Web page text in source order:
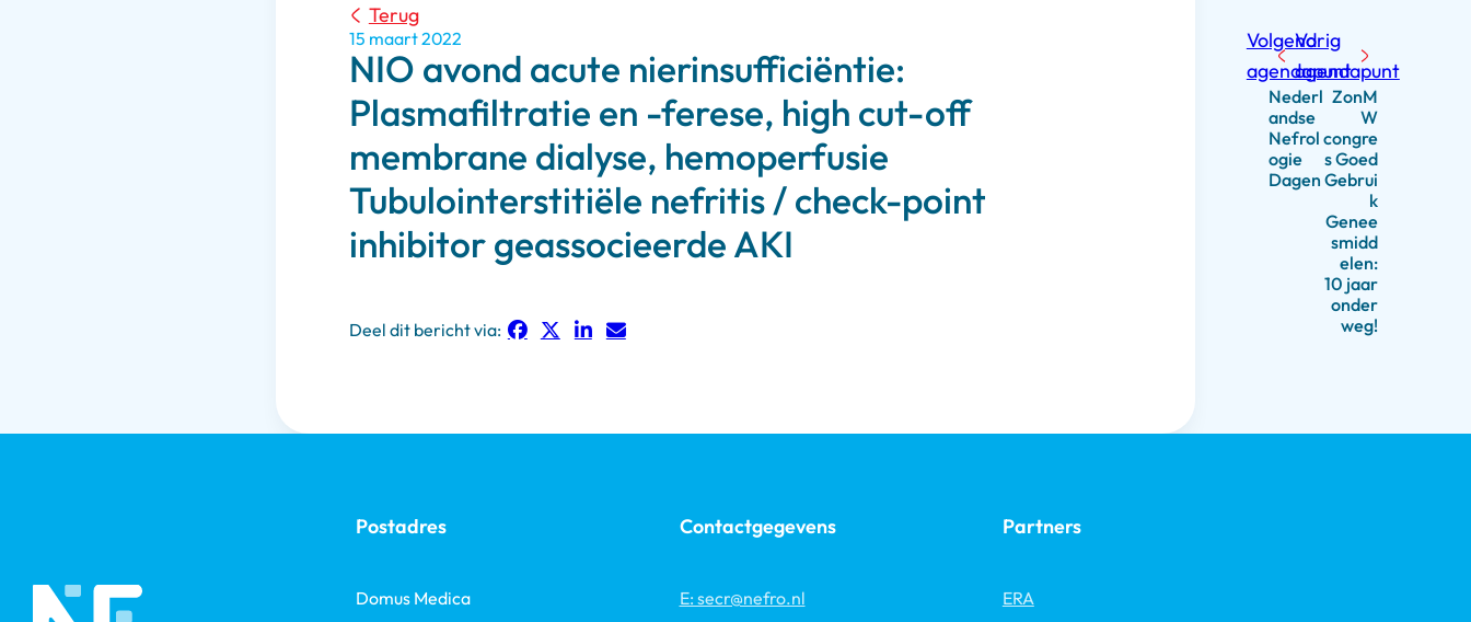
Terug
15 maart 2022
NIO avond acute nierinsufficiëntie:
Plasmafiltratie en -ferese, high cut-off
membrane dialyse, hemoperfusie
Tubulointerstitiële nefritis / check-point
inhibitor geassocieerde AKI
Deel dit bericht via:
Vorig
agendapunt
Nederl
andse
Nefrol
ogie
Dagen
Volgend
agendapunt
ZonM
W
congre
s Goed
Gebrui
k
Genee
smidd
elen:
10 jaar
onder
weg!
Postadres
Domus Medica
Contactgegevens
E: secr@nefro.nl
Partners
ERA